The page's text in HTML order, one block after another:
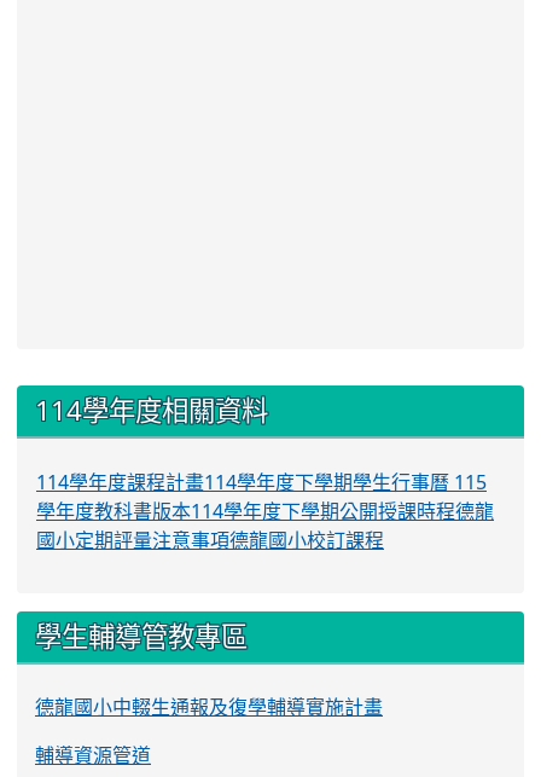
::: 114學年度相關資料
114學年度課程計畫114學年度下學期學生行事曆 115
學年度教科書版本114學年度下學期公開授課時程德龍
國小定期評量注意事項德龍國小校訂課程
學生輔導管教專區
德龍國小中輟生通報及復學輔導實施計畫
輔導資源管道